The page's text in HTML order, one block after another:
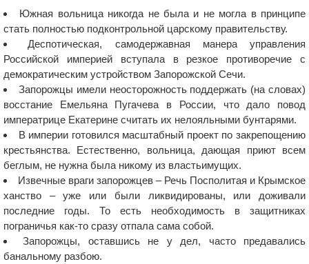
Южная вольница никогда не была и не могла в принципе
стать полностью подконтрольной царскому правительству.
Деспотическая, самодержавная манера управления
Российской империей вступала в резкое противоречие с
демократическим устройством Запорожской Сечи.
Запорожцы имели неосторожность поддержать (на словах)
восстание Емельяна Пугачева в России, что дало повод
императрице Екатерине считать их нелояльными бунтарями.
В империи готовился масштабный проект по закрепощению
крестьянства. Естественно, вольница, дающая приют всем
беглым, не нужна была никому из властьимущих.
Извечные враги запорожцев – Речь Посполитая и Крымское
ханство – уже или были ликвидированы, или доживали
последние годы. То есть необходимость в защитниках
пограничья как-то сразу отпала сама собой.
Запорожцы, оставшись не у дел, часто предавались
банальному разбою.